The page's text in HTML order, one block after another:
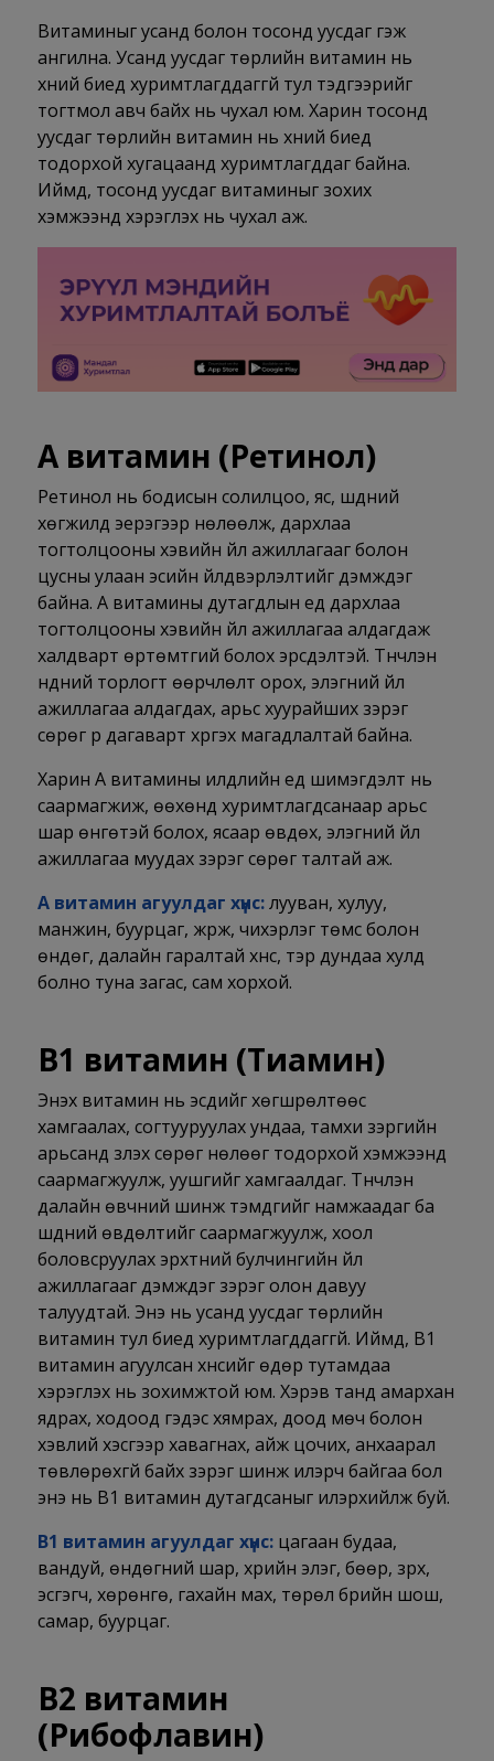
Витаминыг усанд болон тосонд уусдаг гэж
ангилна. Усанд уусдаг төрлийн витамин нь
хүний биед хуримтлагддаггүй тул тэдгээрийг
тогтмол авч байх нь чухал юм. Харин тосонд
уусдаг төрлийн витамин нь хүний биед
тодорхой хугацаанд хуримтлагддаг байна.
Иймд, тосонд уусдаг витаминыг зохих
хэмжээнд хэрэглэх нь чухал аж.
А витамин (Ретинол)
Ретинол нь бодисын солилцоо, яс, шүдний
хөгжилд эерэгээр нөлөөлж, дархлаа
тогтолцооны хэвийн үйл ажиллагааг болон
цусны улаан эсийн үйлдвэрлэлтийг дэмждэг
байна. А витамины дутагдлын үед дархлаа
тогтолцооны хэвийн үйл ажиллагаа алдагдаж
халдварт өртөмтгий болох эрсдэлтэй. Түүнчлэн
нүдний торлогт өөрчлөлт орох, элэгний үйл
ажиллагаа алдагдах, арьс хуурайших зэрэг
сөрөг үр дагаварт хүргэх магадлалтай байна.
Харин А витамины илүүдлийн үед шимэгдэлт нь
саармагжиж, өөхөнд хуримтлагдсанаар арьс
шар өнгөтэй болох, ясаар өвдөх, элэгний үйл
ажиллагаа муудах зэрэг сөрөг талтай аж.
А витамин агуулдаг хүнс:лууван, хулуу,
манжин, буурцаг, жүрж, чихэрлэг төмс болон
өндөг, далайн гаралтай хүнс, тэр дундаа хулд
болно туна загас, сам хорхой.
В1 витамин (Тиамин)
Энэхүү витамин нь эсүүдийг хөгшрөлтөөс
хамгаалах, согтууруулах ундаа, тамхи зэргийн
арьсанд үзүүлэх сөрөг нөлөөг тодорхой хэмжээнд
саармагжуулж, уушгийг хамгаалдаг. Түүнчлэн
далайн өвчний шинж тэмдгийг намжаадаг ба
шүдний өвдөлтийг саармагжуулж, хоол
боловсруулах эрхтний булчингийн үйл
ажиллагааг дэмждэг зэрэг олон давуу
талуудтай. Энэ нь усанд уусдаг төрлийн
витамин тул биед хуримтлагддаггүй. Иймд, В1
витамин агуулсан хүнсийг өдөр тутамдаа
хэрэглэх нь зохимжтой юм. Хэрэв танд амархан
ядрах, ходоод гэдэс хямрах, доод мөч болон
хэвлий хэсгээр хавагнах, айж цочих, анхаарал
төвлөрөхгүй байх зэрэг шинж илэрч байгаа бол
энэ нь В1 витамин дутагдсаныг илэрхийлж буй.
В1 витамин агуулдаг хүнс:цагаан будаа,
вандуй, өндөгний шар, үхрийн элэг, бөөр, зүрх,
эсгэгч, хөрөнгө, гахайн мах, төрөл бүрийн шош,
самар, буурцаг.
В2 витамин
(Рибофлавин)